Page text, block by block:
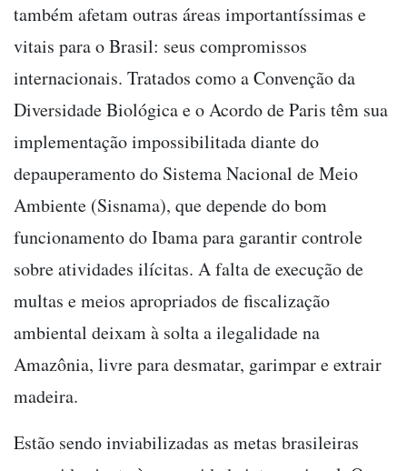
também afetam outras áreas importantíssimas e
vitais para o Brasil: seus compromissos
internacionais. Tratados como a Convenção da
Diversidade Biológica e o Acordo de Paris têm sua
implementação impossibilitada diante do
depauperamento do Sistema Nacional de Meio
Ambiente (Sisnama), que depende do bom
funcionamento do Ibama para garantir controle
sobre atividades ilícitas. A falta de execução de
multas e meios apropriados de fiscalização
ambiental deixam à solta a ilegalidade na
Amazônia, livre para desmatar, garimpar e extrair
madeira.
Estão sendo inviabilizadas as metas brasileiras